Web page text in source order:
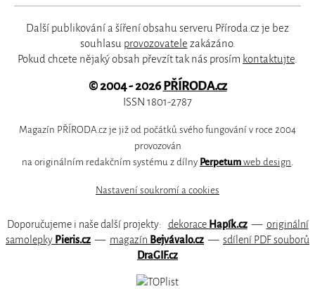
Další publikování a šíření obsahu serveru Příroda.cz je bez
souhlasu provozovatele zakázáno.
Pokud chcete nějaký obsah převzít tak nás prosím kontaktujte.
© 2004 - 2026PŘÍRODA.cz
ISSN 1801-2787
Magazín PŘÍRODA.cz je již od počátků svého fungování v roce 2004
provozován
na originálním redakčním systému z dílny Perpetum web design
Nastavení soukromí a cookies
Doporučujeme i naše další projekty: dekorace Hapík.cz— originální
samolepky Pieris.cz — magazín Bejvávalo.cz — sdílení PDF souborů
DraGIF.cz